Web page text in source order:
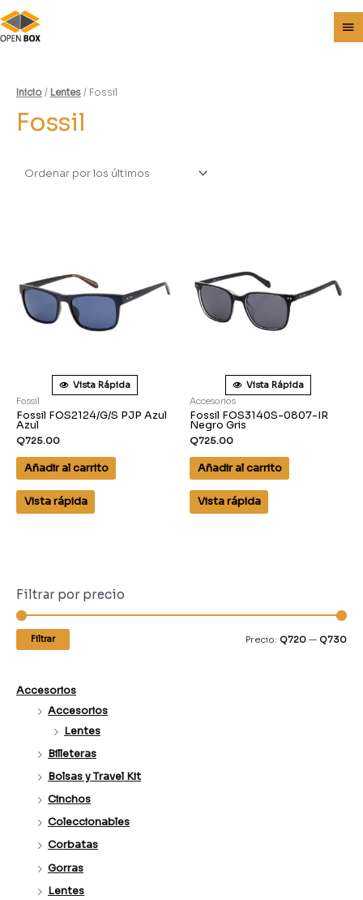
Filtrar por precio
Filtrar Precio: Q720 — Q730
Accesorios
Accesorios
Lentes
Billeteras
Bolsas y Travel Kit
Cinchos
Coleccionables
Corbatas
Gorras
Lentes
Inicio / Lentes / Fossil
Fossil
Vista Rápida
Fossil
Fossil FOS2124/G/S PJP Azul
Azul
Q725.00
Añadir al carrito
Vista rápida
Vista Rápida
Accesorios
Fossil FOS3140S-0807-IR
Negro Gris
Q725.00
Añadir al carrito
Vista rápida